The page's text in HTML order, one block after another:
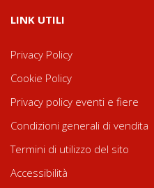
LINK UTILI
Privacy Policy
Cookie Policy
Privacy policy eventi e fiere
Condizioni generali di vendita
Termini di utilizzo del sito
Accessibilità